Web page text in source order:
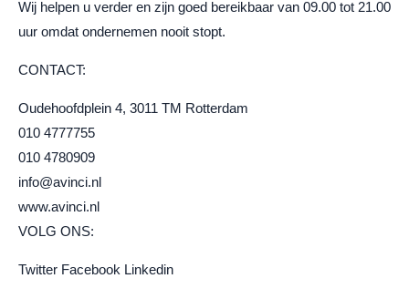
Wij helpen u verder en zijn goed bereikbaar van 09.00 tot 21.00
uur omdat ondernemen nooit stopt.
CONTACT:
Oudehoofdplein 4, 3011 TM Rotterdam
010 4777755
010 4780909
info@avinci.nl
www.avinci.nl
VOLG ONS:
Twitter Facebook Linkedin